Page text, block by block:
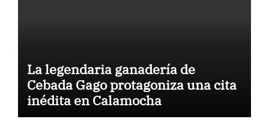
La legendaria ganadería de
Cebada Gago protagoniza una cita
inédita en Calamocha